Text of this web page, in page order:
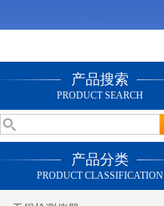
产品搜索
PRODUCT SEARCH
产品分类
PRODUCT CLASSIFICATION